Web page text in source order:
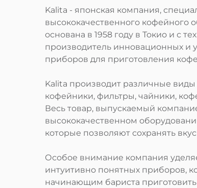
Kalita - японская компания,
высококачественного кофейного
основана в 1958 году в Токио и с
производитель инновационных и
приборов для приготовления
Kalita производит различные
кофейники, фильтры, чайники,
Весь товар, выпускаемый
высококачественном
которые позволяют сохранять
Особое внимание компания
интуитивно понятных приборов,
начинающим бариста